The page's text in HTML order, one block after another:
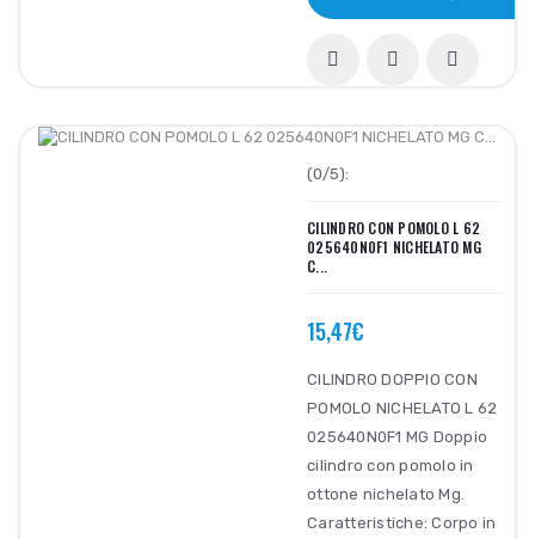
(0/5):
CILINDRO CON POMOLO L 62
025640N0F1 NICHELATO MG
C...
15,47€
CILINDRO DOPPIO CON
POMOLO NICHELATO L 62
025640N0F1 MG Doppio
cilindro con pomolo in
ottone nichelato Mg.
Caratteristiche: Corpo in